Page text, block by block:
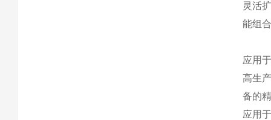
灵活
能组
应用
高生
备的
应用